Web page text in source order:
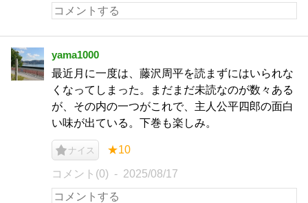
yama1000
最近月に一度は、藤沢周平を読まずにはいられな
くなってしまった。まだまだ未読なのが数々ある
が、その内の一つがこれで、主人公平四郎の面白
い味が出ている。下巻も楽しみ。
ナイス ★10
コメント(0) 2025/08/17